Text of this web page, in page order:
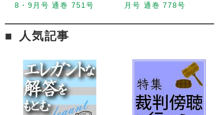
8・9月号 通巻 751号
月号 通巻 778号
人気記事